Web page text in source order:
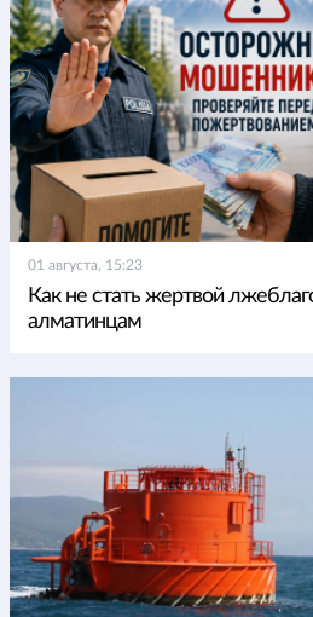
01 августа, 15:23
Как не стать жертвой
алматинцам